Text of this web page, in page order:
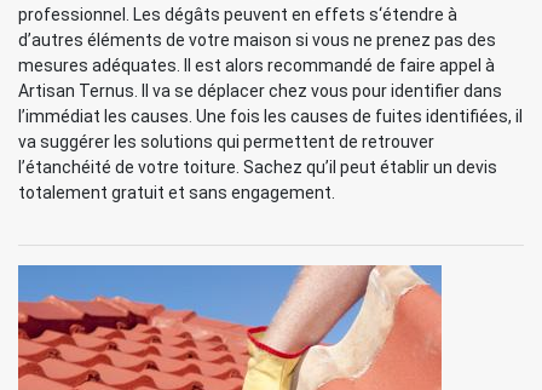
professionnel. Les dégâts peuvent en effets s‘étendre à
d’autres éléments de votre maison si vous ne prenez pas des
mesures adéquates. Il est alors recommandé de faire appel à
Artisan Ternus. Il va se déplacer chez vous pour identifier dans
l’immédiat les causes. Une fois les causes de fuites identifiées, il
va suggérer les solutions qui permettent de retrouver
l’étanchéité de votre toiture. Sachez qu’il peut établir un devis
totalement gratuit et sans engagement.